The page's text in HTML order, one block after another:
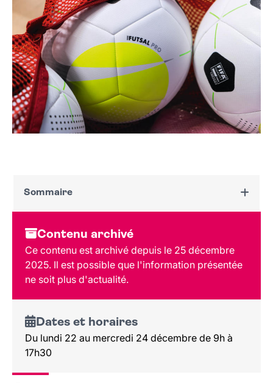
Sommaire
Dates et horaires
Au programme
Tarif et réservation
Public
Lieu et contact
Contenu archivé
Ce contenu est archivé depuis le 25 décembre
2025. Il est possible que l'information présentée
ne soit plus d'actualité.
Dates et horaires
Du lundi 22 au mercredi 24 décembre de 9h à
17h30